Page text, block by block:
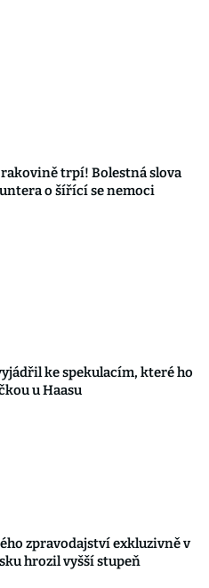
trpí! Bolestná slova
o šířící se nemoci
ke spekulacím, které ho
u Haasu
zpravodajství exkluzivně v
hrozil vyšší stupeň